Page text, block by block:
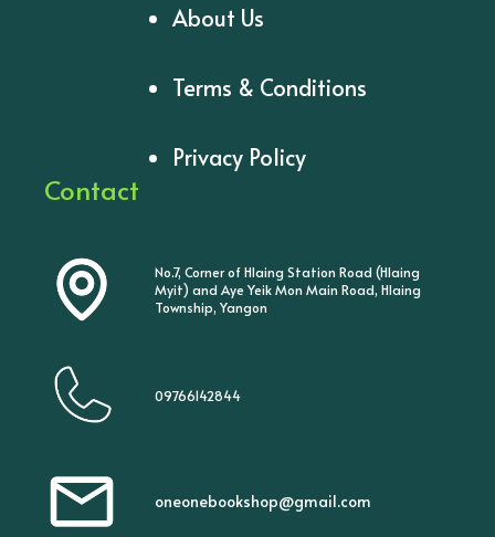
About Us
Terms & Conditions
Privacy Policy
Contact
No.7, Corner of Hlaing Station Road (Hlaing
Myit) and Aye Yeik Mon Main Road, Hlaing
Township, Yangon
09766142844
oneonebookshop@gmail.com